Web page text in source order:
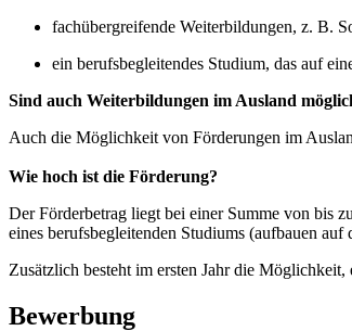
fachübergreifende Weiterbildungen, z. B.
ein berufsbegleitendes Studium, das auf
Sind auch Weiterbildungen im Ausland
Auch die Möglichkeit von Förderungen im
Wie hoch ist die Förderung?
Der Förderbetrag liegt bei einer Summe von bis zu
eines berufsbegleitenden Studiums (aufbauen
Zusätzlich besteht im ersten Jahr die
Bewerbung